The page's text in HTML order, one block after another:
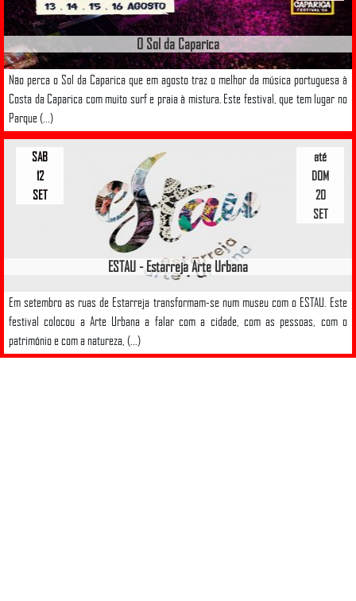
O Sol da Caparica
Não perca o Sol da Caparica que em agosto traz o melhor da música portuguesa à
Costa da Caparica com muito surf e praia à mistura. Este festival, que tem lugar no
Parque (...)
ESTAU - Estarreja Arte Urbana
Em setembro as ruas de Estarreja transformam-se num museu com o ESTAU. Este
festival colocou a Arte Urbana a falar com a cidade, com as pessoas, com o
património e com a natureza, (...)
até
DOM
20
SET
SAB
12
SET